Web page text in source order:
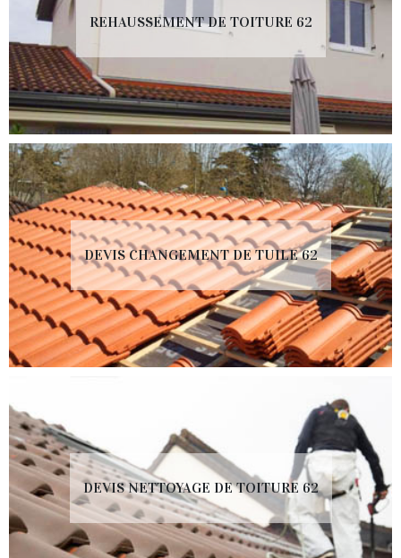
REHAUSSEMENT DE TOITURE 62
DEVIS CHANGEMENT DE TUILE 62
DEVIS NETTOYAGE DE TOITURE 62